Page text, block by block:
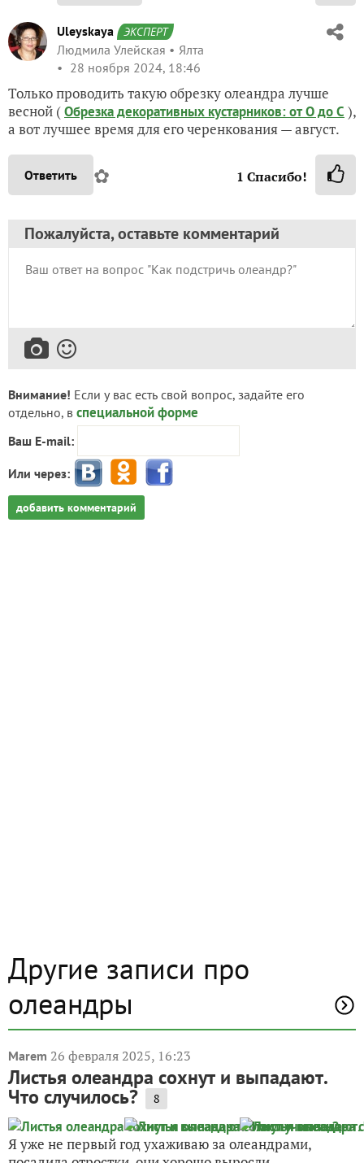
Uleyskaya ЭКСПЕРТ
Людмила Улейская
Ялта
28 ноября 2024, 18:46
Только проводить такую обрезку олеандра лучше
весной (Обрезка декоративных кустарников: от О до С ),
а вот лучшее время для его черенкования — август.
Ответить ✿ 1 Спасибо!
Пожалуйста, оставьте комментарий
Внимание! Если у вас есть свой вопрос, задайте его
отдельно, в специальной форме
Ваш E-mail:
Или через:
добавить комментарий
Другие записи про
олеандры
Marem 26 февраля 2025, 16:23
Листья олеандра сохнут и выпадают.
Что случилось? 8
Я уже не первый год ухаживаю за олеандрами,